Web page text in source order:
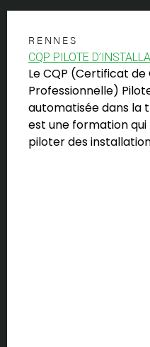
RENNES
CQP PILOTE
Le CQP (Certificat
Professionnelle)
automatisée dans la
est une formation
piloter des